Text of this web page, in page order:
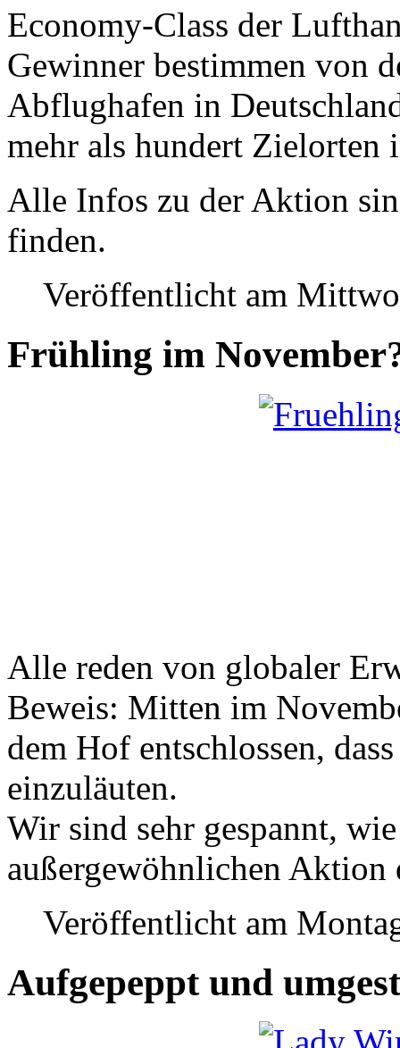
Economy-Class der
Gewinner bestimmen von
Abflughafen in
mehr als hundert Zielorten
Alle Infos zu der Aktion
finden.
Veröffentlicht am
Frühling im
Alle reden von globaler
Beweis: Mitten im
dem Hof entschlossen,
einzuläuten.
Wir sind sehr gespannt,
außergewöhnlichen Aktion
Veröffentlicht am
Aufgepeppt und